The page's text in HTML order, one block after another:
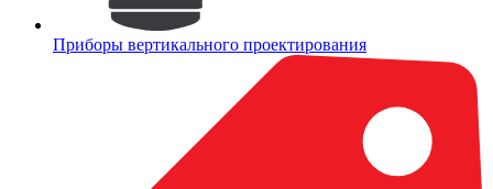
Приборы вертикального проектирования